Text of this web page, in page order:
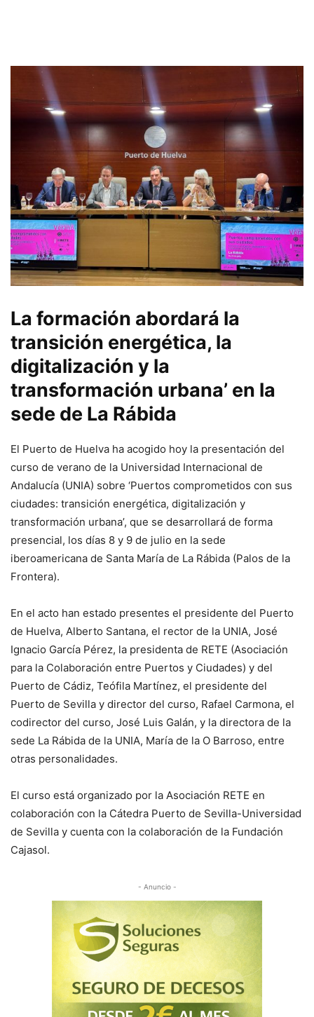
La formación abordará la
transición energética, la
digitalización y la
transformación urbana’ en la
sede de La Rábida
El Puerto de Huelva ha acogido hoy la presentación del
curso de verano de la Universidad Internacional de
Andalucía (UNIA) sobre ‘Puertos comprometidos con sus
ciudades: transición energética, digitalización y
transformación urbana’, que se desarrollará de forma
presencial, los días 8 y 9 de julio en la sede
iberoamericana de Santa María de La Rábida (Palos de la
Frontera).
En el acto han estado presentes el presidente del Puerto
de Huelva, Alberto Santana, el rector de la UNIA, José
Ignacio García Pérez, la presidenta de RETE (Asociación
para la Colaboración entre Puertos y Ciudades) y del
Puerto de Cádiz, Teófila Martínez, el presidente del
Puerto de Sevilla y director del curso, Rafael Carmona, el
codirector del curso, José Luis Galán, y la directora de la
sede La Rábida de la UNIA, María de la O Barroso, entre
otras personalidades.
El curso está organizado por la Asociación RETE en
colaboración con la Cátedra Puerto de Sevilla-Universidad
de Sevilla y cuenta con la colaboración de la Fundación
Cajasol.
- Anuncio -